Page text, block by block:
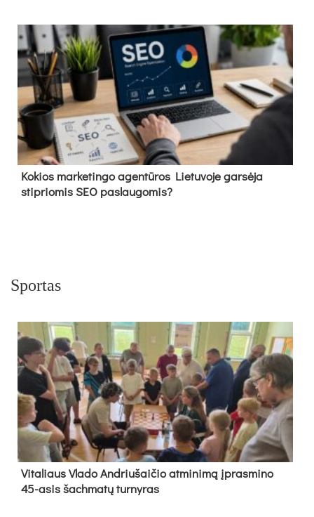
Kokios marketingo agentūros Lietuvoje garsėja
stipriomis SEO paslaugomis?
Sportas
Vi­ta­liaus Vla­do And­riu­šai­čio at­mi­ni­mą įpras­mi­no
45-asis šach­ma­tų tur­ny­ras